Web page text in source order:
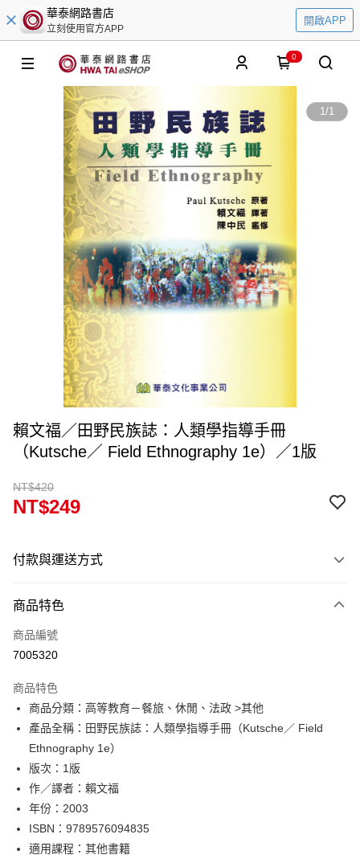
華泰網路書店
立刻使用官方APP
開啟APP
0
1/1
賴文福／田野民族誌：人類學指導手冊
（Kutsche／ Field Ethnography 1e）／1版
NT$420
NT$249
付款與運送方式
信用卡一次付款
超商取貨付款
Google Pay
ATM付款
運送方式
付款後全家取貨
商品特色
商品編號
7005320
商品特色
商品分類：高等教育－餐旅、休閒、法政 >其他
產品全稱：田野民族誌：人類學指導手冊（Kutsche／ Field
Ethnography 1e）
版次：1版
作／譯者：賴文福
年份：2003
ISBN：9789576094835
適用課程：其他書籍